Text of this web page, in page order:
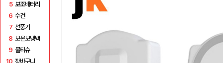
5 보조배터리
6 수건
7 선풍기
8 보온보냉백
9 물티슈
10 장바구니